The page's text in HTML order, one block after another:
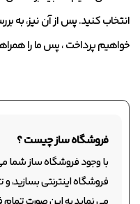
انتخاب کنید. پس از آن نیز، به
خواهیم پرداخت ، پس ما را
فروشگاه ساز چیست ؟
با وجود فروشگاه ساز شما
فروشگاه اینترنتی بسازید،